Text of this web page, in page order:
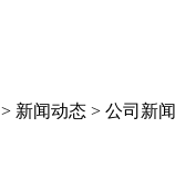
> 新闻动态 > 公司新闻